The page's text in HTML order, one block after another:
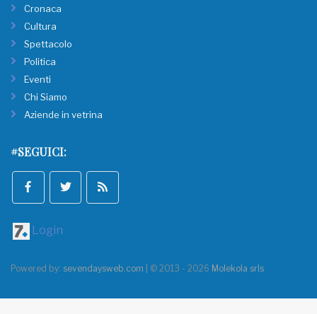
Cronaca
Cultura
Spettacolo
Politica
Eventi
Chi Siamo
Aziende in vetrina
#SEGUICI:
Login
Powered by: sevendaysweb.com | © 2013 - 2026 Molekola srls